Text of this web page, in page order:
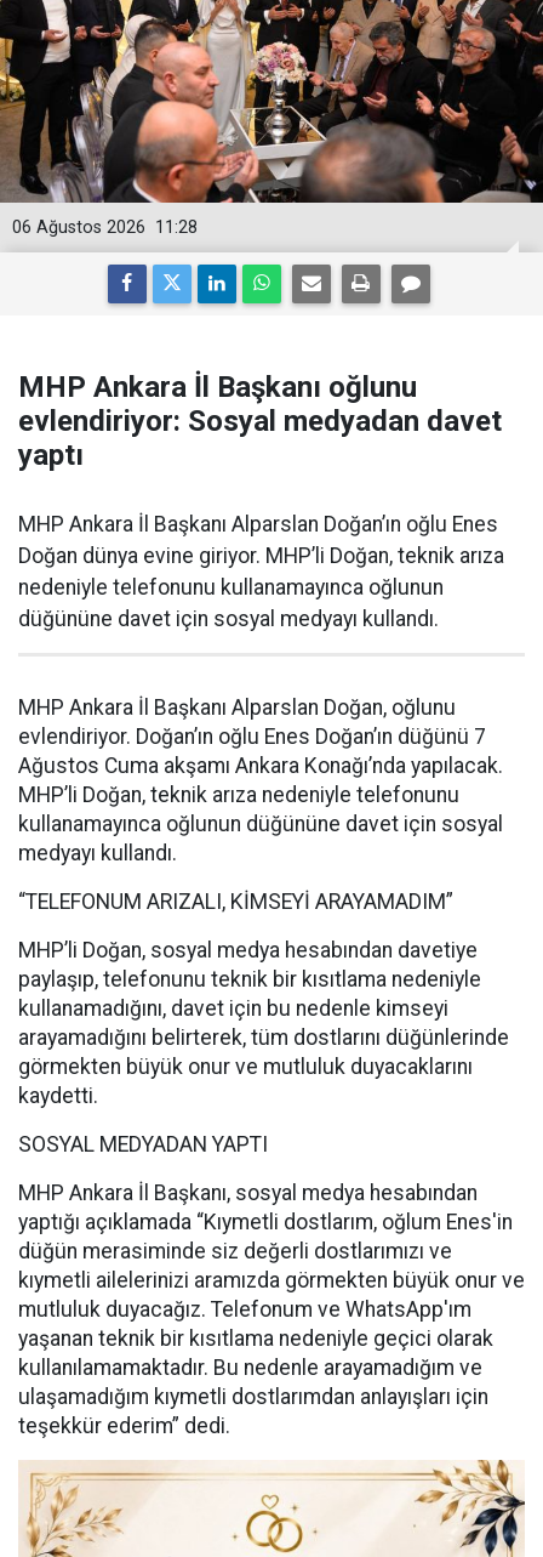
11:28
06 Ağustos 2026
MHP Ankara İl Başkanı oğlunu
evlendiriyor: Sosyal medyadan davet
yaptı
MHP Ankara İl Başkanı Alparslan Doğan’ın oğlu Enes
Doğan dünya evine giriyor. MHP’li Doğan, teknik arıza
nedeniyle telefonunu kullanamayınca oğlunun
düğününe davet için sosyal medyayı kullandı.
MHP Ankara İl Başkanı Alparslan Doğan, oğlunu
evlendiriyor. Doğan’ın oğlu Enes Doğan’ın düğünü 7
Ağustos Cuma akşamı Ankara Konağı’nda yapılacak.
MHP’li Doğan, teknik arıza nedeniyle telefonunu
kullanamayınca oğlunun düğününe davet için sosyal
medyayı kullandı.
“TELEFONUM ARIZALI, KİMSEYİ ARAYAMADIM”
MHP’li Doğan, sosyal medya hesabından davetiye
paylaşıp, telefonunu teknik bir kısıtlama nedeniyle
kullanamadığını, davet için bu nedenle kimseyi
arayamadığını belirterek, tüm dostlarını düğünlerinde
görmekten büyük onur ve mutluluk duyacaklarını
kaydetti.
SOSYAL MEDYADAN YAPTI
MHP Ankara İl Başkanı, sosyal medya hesabından
yaptığı açıklamada “Kıymetli dostlarım, oğlum Enes'in
düğün merasiminde siz değerli dostlarımızı ve
kıymetli ailelerinizi aramızda görmekten büyük onur ve
mutluluk duyacağız. Telefonum ve WhatsApp'ım
yaşanan teknik bir kısıtlama nedeniyle geçici olarak
kullanılamamaktadır. Bu nedenle arayamadığım ve
ulaşamadığım kıymetli dostlarımdan anlayışları için
teşekkür ederim” dedi.